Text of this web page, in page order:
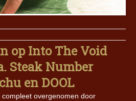
op Into The Void
Steak Number
en DOOL
overgenomen door